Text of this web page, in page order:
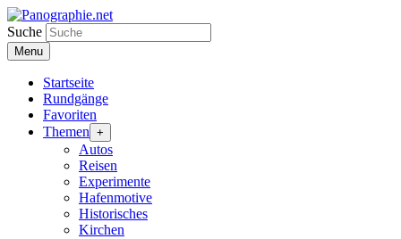
Suche
Menu
Startseite
Rundgänge
Favoriten
Themen +
Autos
Reisen
Experimente
Hafenmotive
Historisches
Kirchen